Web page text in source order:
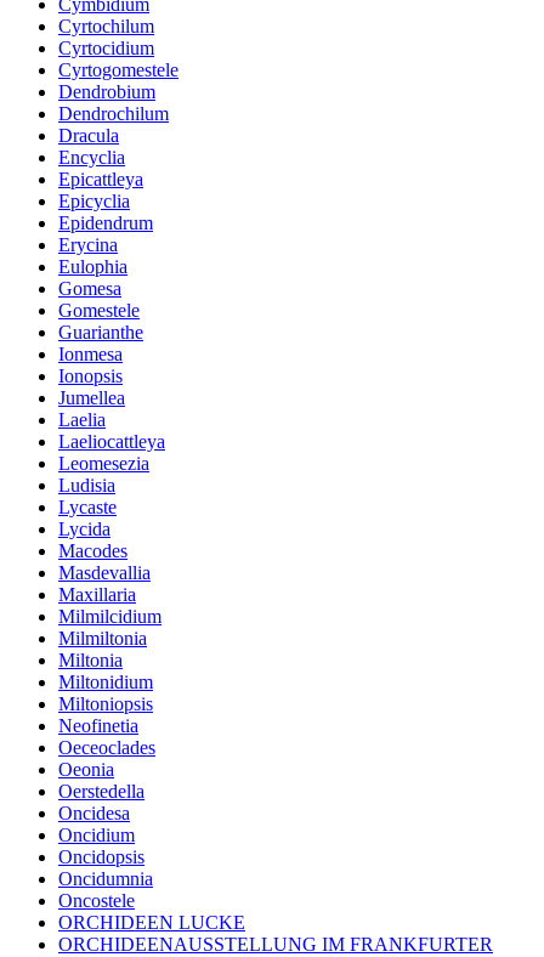
Cymbidium
Cyrtochilum
Cyrtocidium
Cyrtogomestele
Dendrobium
Dendrochilum
Dracula
Encyclia
Epicattleya
Epicyclia
Epidendrum
Erycina
Eulophia
Gomesa
Gomestele
Guarianthe
Ionmesa
Ionopsis
Jumellea
Laelia
Laeliocattleya
Leomesezia
Ludisia
Lycaste
Lycida
Macodes
Masdevallia
Maxillaria
Milmilcidium
Milmiltonia
Miltonia
Miltonidium
Miltoniopsis
Neofinetia
Oeceoclades
Oeonia
Oerstedella
Oncidesa
Oncidium
Oncidopsis
Oncidumnia
Oncostele
ORCHIDEEN LUCKE
ORCHIDEENAUSSTELLUNG IM FRANKFURTER